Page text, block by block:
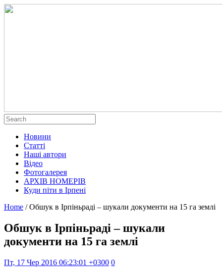
Новини
Статті
Наші автори
Відео
Фотогалерея
АРХІВ НОМЕРІВ
Куди піти в Ірпені
Home / Обшук в Ірпіньраді – шукали документи на 15 га землі
Обшук в Ірпіньраді – шукали
документи на 15 га землі
Пт, 17 Чер 2016 06:23:01 +0300 0